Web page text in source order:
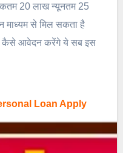
20 लाख न्यूनतम 25
से मिल सकता है
कैसे आवेदन करेंगे ये सब इस
Loan Apply